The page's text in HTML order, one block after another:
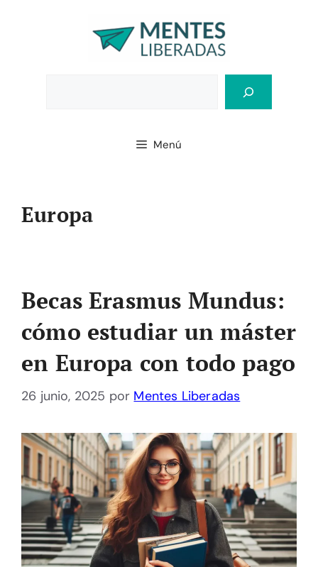
Menú
Europa
Becas Erasmus Mundus:
cómo estudiar un máster
en Europa con todo pago
26 junio, 2025 por Mentes Liberadas